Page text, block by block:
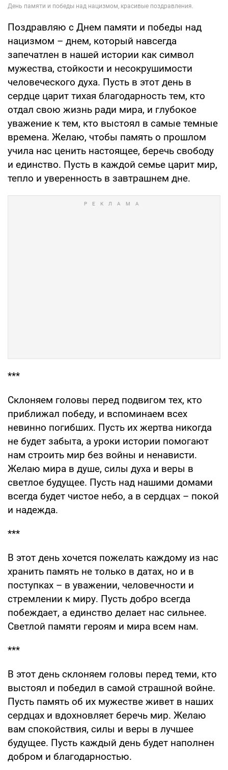
Поздравляю с Днем памяти и победы над
нацизмом – днем, который навсегда
запечатлен в нашей истории как символ
мужества, стойкости и несокрушимости
человеческого духа. Пусть в этот день в
сердце царит тихая благодарность тем, кто
отдал свою жизнь ради мира, и глубокое
уважение к тем, кто выстоял в самые темные
времена. Желаю, чтобы память о прошлом
учила нас ценить настоящее, беречь свободу
и единство. Пусть в каждой семье царит мир,
тепло и уверенность в завтрашнем дне.
***
Склоняем головы перед подвигом тех, кто
приближал победу, и вспоминаем всех
невинно погибших. Пусть их жертва никогда
не будет забыта, а уроки истории помогают
нам строить мир без войны и ненависти.
Желаю мира в душе, силы духа и веры в
светлое будущее. Пусть над нашими домами
всегда будет чистое небо, а в сердцах – покой
и надежда.
***
В этот день хочется пожелать каждому из нас
хранить память не только в датах, но и в
поступках – в уважении, человечности и
стремлении к миру. Пусть добро всегда
побеждает, а единство делает нас сильнее.
Светлой памяти героям и мира всем нам.
***
В этот день склоняем головы перед теми, кто
выстоял и победил в самой страшной войне.
Пусть память об их мужестве живет в наших
сердцах и вдохновляет беречь мир. Желаю
вам спокойствия, силы и веры в лучшее
будущее. Пусть каждый день будет наполнен
добром и благодарностью.